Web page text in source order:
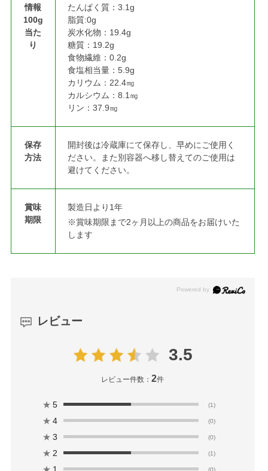
情報
100g
当た
り
たんぱく質：3.1g
脂質:0g
炭水化物：19.4g
糖質：19.2g
食物繊維：0.2g
食塩相当量：5.9g
カリウム：22.4㎎
カルシウム：8.1㎎
リン：37.9㎎
保存
方法
開封後は冷蔵庫にて保存し、早めにご使用く
ださい。また別容器へ移し替えてのご使用は
避けてください。
賞味
期限
製造日より1年
※賞味期限まで2ヶ月以上の商品をお届けいた
します
レビュー
3.5
レビュー件数：2件
★ 5 (1)
★ 4 (0)
★ 3 (0)
★ 2 (1)
★ 1 (0)